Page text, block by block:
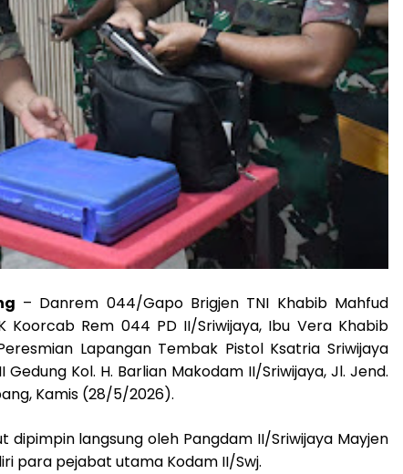
– Danrem 044/Gapo Brigjen TNI Khabib Mahfud
Koorcab Rem 044 PD II/Sriwijaya, Ibu Vera Khabib
Lapangan Tembak Pistol Ksatria Sriwijaya
Kol. H. Barlian Makodam II/Sriwijaya, Jl. Jend.
Kamis (28/5/2026).
dipimpin langsung oleh Pangdam II/Sriwijaya Mayjen
para pejabat utama Kodam II/Swj.